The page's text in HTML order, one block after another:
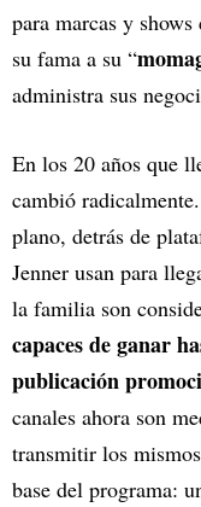
para marcas y
su fama a su “
administra sus
En los 20 años que
cambió
plano, detrás de
Jenner usan para
la familia son
capaces de ganar
publicación
canales ahora son
transmitir los
base del programa: